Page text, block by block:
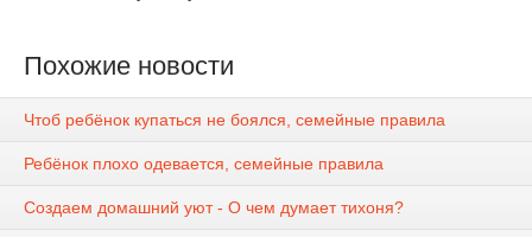
Похожие новости
Чтоб ребёнок купаться не боялся, семейные правила
Ребёнок плохо одевается, семейные правила
Создаем домашний уют - О чем думает тихоня?